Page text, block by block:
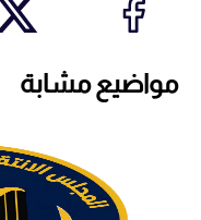
مواضيع مشابة